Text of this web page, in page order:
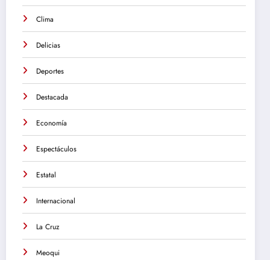
Clima
Delicias
Deportes
Destacada
Economía
Espectáculos
Estatal
Internacional
La Cruz
Meoqui